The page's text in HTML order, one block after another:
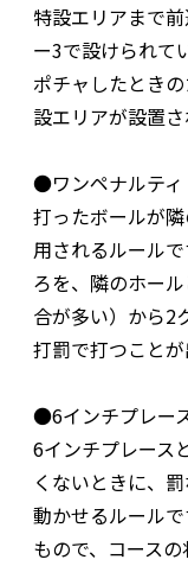
特設エリアまで
ー3で設けられて
ポチャしたとき
設エリアが設置さ
●ワンペナルティ
打ったボールが
用されるルール
ろを、隣のホー
合が多い）から2
打罰で打つことが
●6インチプレー
6インチプレース
くないときに、
動かせるルール
もので、コース